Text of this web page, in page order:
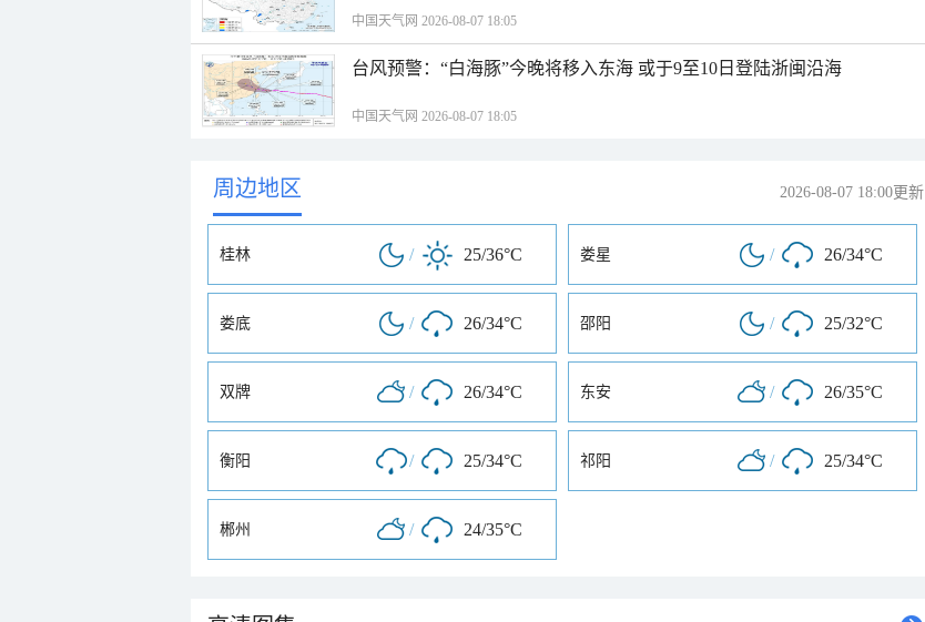
中国天气网 2026-08-07 18:05
台风预警：“白海豚”今晚将移入东海 或于9至10日登陆浙闽沿海
中国天气网 2026-08-07 18:05
周边地区 2026-08-07 18:00更新
桂林 / 25/36°C 娄星 / 26/34°C
娄底 / 26/34°C 邵阳 / 25/32°C
双牌 / 26/34°C 东安 / 26/35°C
衡阳 / 25/34°C 祁阳 / 25/34°C
郴州 / 24/35°C